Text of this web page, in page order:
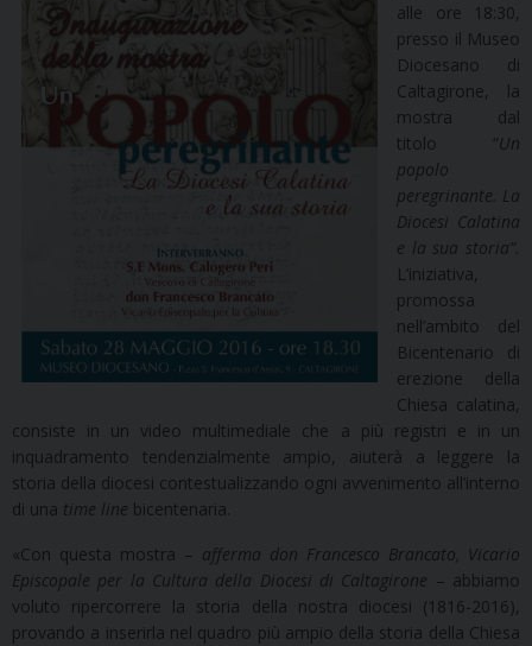
alle ore 18:30,
presso il Museo
Diocesano di
Caltagirone, la
mostra dal
titolo “Un
popolo
peregrinante. La
Diocesi Calatina
e la sua storia”.
L’iniziativa,
promossa
nell’ambito del
Bicentenario di
erezione della
Chiesa calatina,
consiste in un video multimediale che a più registri e in un
inquadramento tendenzialmente ampio, aiuterà a leggere la
storia della diocesi contestualizzando ogni avvenimento all’interno
di una time line bicentenaria.
«Con questa mostra – afferma don Francesco Brancato, Vicario
Episcopale per la Cultura della Diocesi di Caltagirone – abbiamo
voluto ripercorrere la storia della nostra diocesi (1816-2016),
provando a inserirla nel quadro più ampio della storia della Chiesa